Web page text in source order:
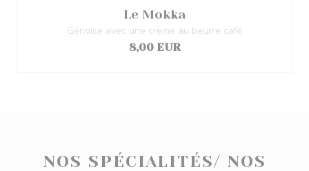
Le Mokka
Génoise avec une crème au beurre café
8,00 EUR
NOS SPÉCIALITÉS/ NOS